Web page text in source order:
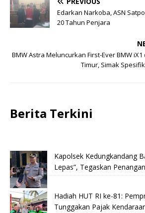
Edarkan Narkoba, ASN
20 Tahun Penjara
BMW Astra Meluncurkan First-Ever BMW iX1
Timur, Simak
Berita Terkini
Kapolsek Kedungkandang
Lepas”, Tegaskan
Hadiah HUT RI ke-81:
Tunggakan Pajak